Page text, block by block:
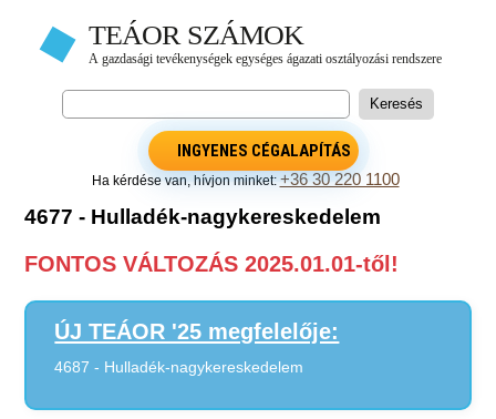
INGYENES CÉGALAPÍTÁS
Ha kérdése van, hívjon minket:+36 30 220 1100
4677 - Hulladék-nagykereskedelem
FONTOS VÁLTOZÁS 2025.01.01-től!
ÚJ TEÁOR '25 megfelelője:
4687 - Hulladék-nagykereskedelem